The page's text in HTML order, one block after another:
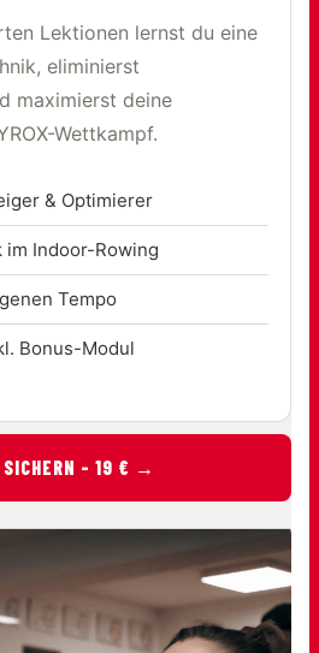
Lektionen lernst du eine
eliminierst
maximierst deine
Wettkampf.
& Optimierer
im Indoor-Rowing
Tempo
Bonus-Modul
– 19 € →